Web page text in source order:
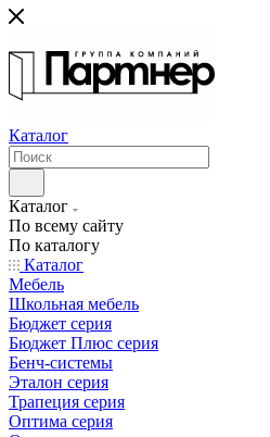
Каталог
Каталог
По всему сайту
По каталогу
Каталог
Мебель
Школьная мебель
Бюджет серия
Бюджет Плюс серия
Бенч-системы
Эталон серия
Трапеция серия
Оптима серия